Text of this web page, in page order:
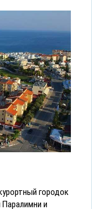
городок
и